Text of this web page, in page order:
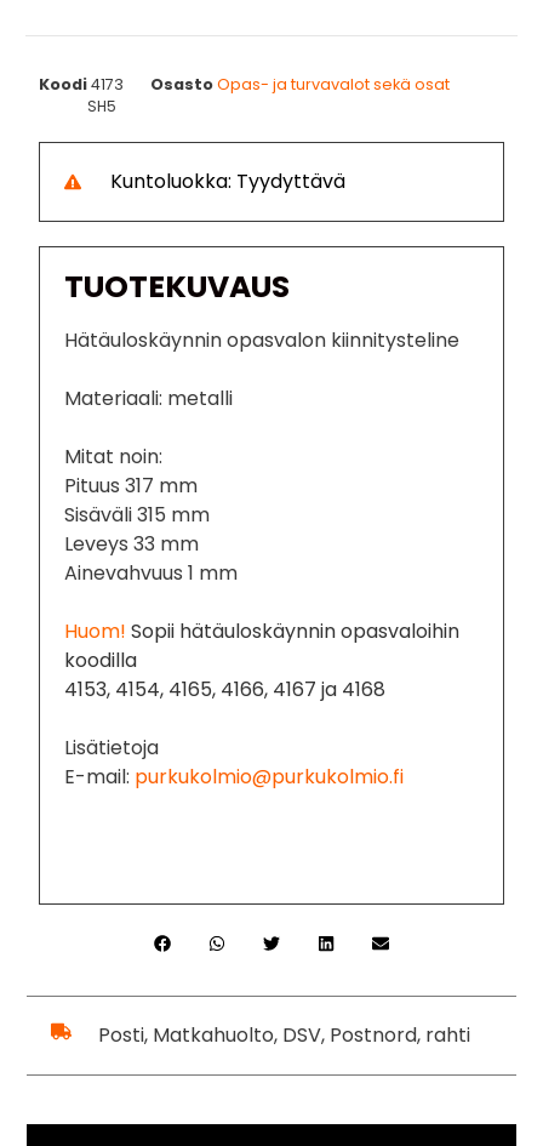
Koodi4173 OsastoOpas- ja turvavalot sekä osat
SH5
Kuntoluokka: Tyydyttävä
TUOTEKUVAUS
Hätäuloskäynnin opasvalon kiinnitysteline
Materiaali: metalli
Mitat noin:
Pituus 317 mm
Sisäväli 315 mm
Leveys 33 mm
Ainevahvuus 1 mm
Huom! Sopii hätäuloskäynnin opasvaloihin
koodilla
4153, 4154, 4165, 4166, 4167 ja 4168
Lisätietoja
E-mail: purkukolmio@purkukolmio.fi
Posti, Matkahuolto, DSV, Postnord, rahti